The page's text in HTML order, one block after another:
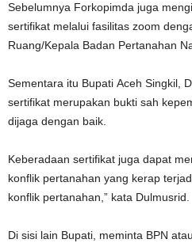
Sebelumnya Forkopimda juga
sertifikat melalui fasilitas zoom
Ruang/Kepala Badan Pertanahan
Sementara itu Bupati Aceh Singkil,
sertifikat merupakan bukti sah
dijaga dengan baik.
Keberadaan sertifikat juga dapat
konflik pertanahan yang kerap
konflik pertanahan,” kata Dulmusrid.
Di sisi lain Bupati, meminta BPN